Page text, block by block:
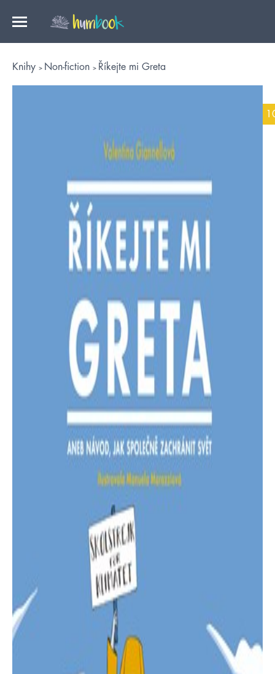
Knihy Non-fiction Říkejte mi Greta